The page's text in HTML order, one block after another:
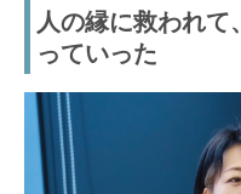
人の縁に救われ
っていった